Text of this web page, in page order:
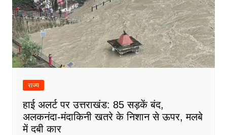
राज्य
हाई अलर्ट पर उत्तराखंड: 85 सड़कें बंद,
अलकनंदा-मंदाकिनी खतरे के निशान से ऊपर, मलबे
में दबी कार